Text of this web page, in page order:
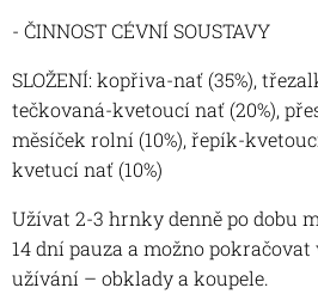
- ČINNOST CÉVNÍ SOUSTAVY
SLOŽENÍ: kopřiva-nať (35%),
tečkovaná-kvetoucí nať (20%),
měsíček rolní (10%), řepík-
kvetucí nať (10%)
Užívat 2-3 hrnky denně po dobu
14 dní pauza a možno
užívání – obklady a koupele.